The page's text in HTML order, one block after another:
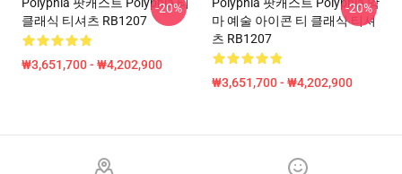
클래식 티셔츠 RB1207
₩3,651,700 - ₩4,202,900
-20%
마 예술 아이콘 티 클래식 티셔
츠 RB1207
₩3,651,700 - ₩4,202,900
-20%